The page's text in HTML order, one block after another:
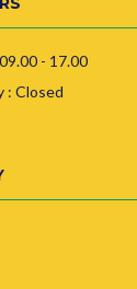
- 17.00
: Closed